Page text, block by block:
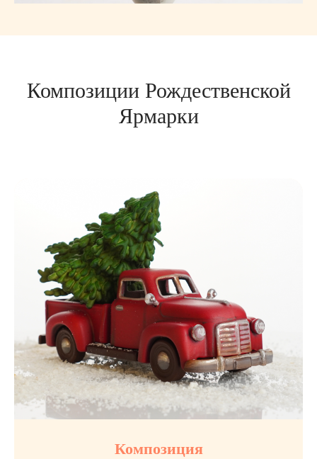
Композиции Рождественской
Ярмарки
Композиция